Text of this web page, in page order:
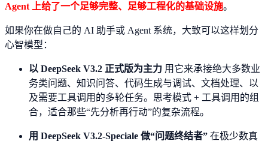
Agent 上给了一个足够完整、足够工程化的基础设施。
如果你在做自己的 AI 助手或 Agent 系统，大致可以这样划分
心智模型：
以 DeepSeek V3.2 正式版为主力 用它来承接绝大多数业
务类问题、知识问答、代码生成与调试、文档处理、以
及需要工具调用的多轮任务。思考模式 + 工具调用的组
合，适合那些“先分析再行动”的复杂流程。
用 DeepSeek V3.2-Speciale 做“问题终结者” 在极少数真